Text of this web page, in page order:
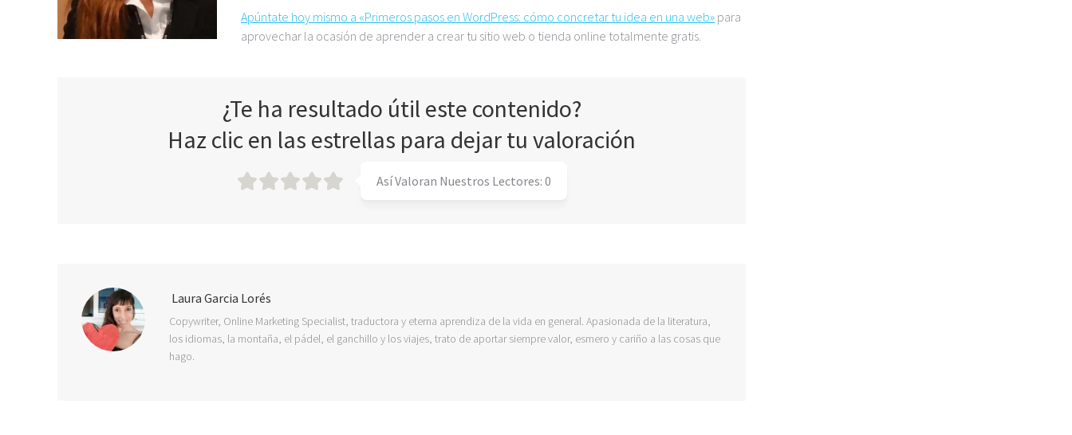
Apúntate hoy mismo a «Primeros pasos en WordPress: cómo concretar tu idea en una web» para
aprovechar la ocasión de aprender a crear tu sitio web o tienda online totalmente gratis.
¿Te ha resultado útil este contenido?
Haz clic en las estrellas para dejar tu valoración
Así Valoran Nuestros Lectores: 0
Laura Garcia Lorés
Copywriter, Online Marketing Specialist, traductora y eterna aprendiza de la vida en general. Apasionada de la literatura,
los idiomas, la montaña, el pádel, el ganchillo y los viajes, trato de aportar siempre valor, esmero y cariño a las cosas que
hago.